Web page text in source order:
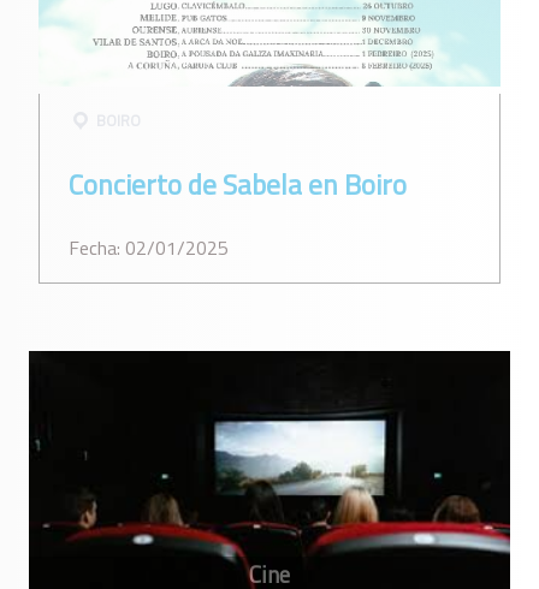
Concierto de Sabela en Boiro
Fecha: 02/01/2025